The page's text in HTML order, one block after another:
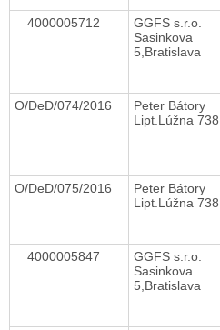
4000005712
GGFS s.r.o.
Sasinkova
5,Bratislava
O/DeD/074/2016
Peter Bátory
Lipt.Lúžna 738
O/DeD/075/2016
Peter Bátory
Lipt.Lúžna 738
4000005847
GGFS s.r.o.
Sasinkova
5,Bratislava